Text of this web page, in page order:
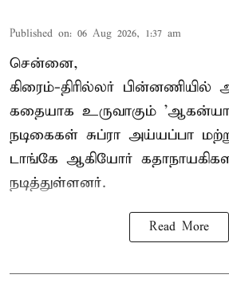
Published on: 06 Aug 2026, 1:37 am
சென்னை,
கிரைம்-திரில்லர் பின்னணியில்
கதையாக உருவாகும் 'ஆகன்யா'
நடிகைகள் சுப்ரா அய்யப்பா
டாங்கே ஆகியோர்
நடித்துள்ளனர்.
Read More